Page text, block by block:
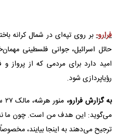
فرارو- بر روی تپه‌ای در شمال کرانه
حائل اسرائیل، جوانی فلسطینی
امید دارد برای مردمی که از پرواز و
رؤیاپردازی شود.
به گزارش فرارو،
می‌گوید: این هدف من است. چون ما نه
ترجیح می‌دهند به اینجا بیایند،